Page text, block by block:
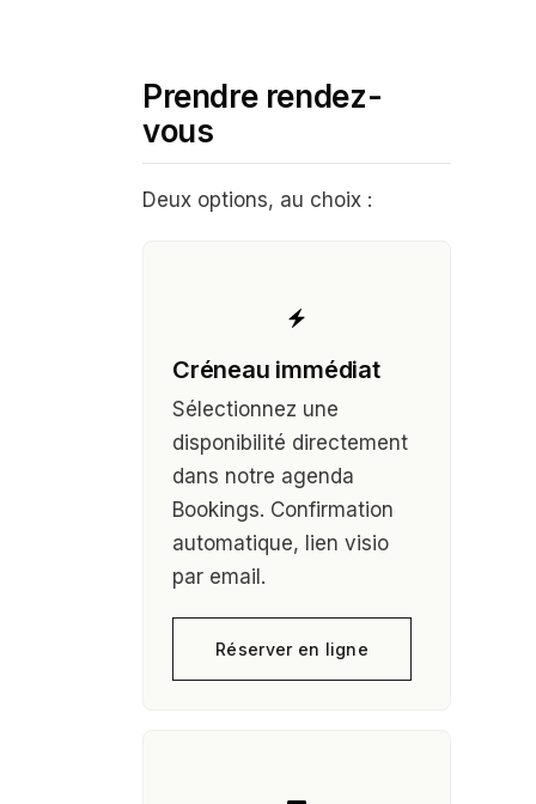
Prendre rendez-
vous
Deux options, au choix :
Créneau immédiat
Sélectionnez une
disponibilité directement
dans notre agenda
Bookings. Confirmation
automatique, lien visio
par email.
Réserver en ligne